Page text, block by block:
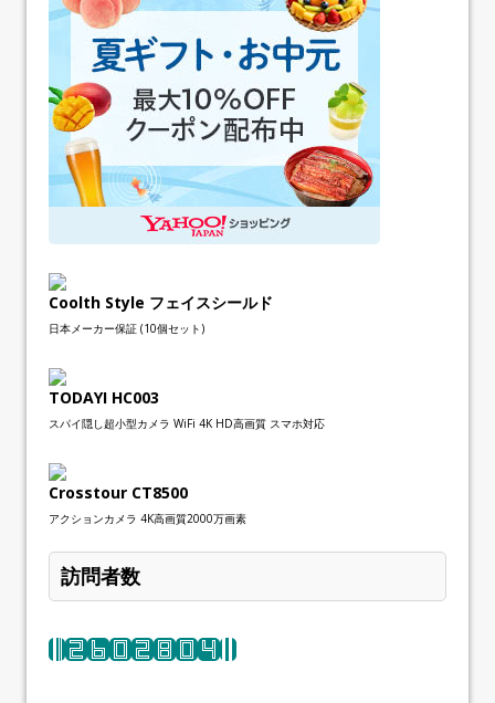
Coolth Style フェイスシールド
日本メーカー保証 (10個セット)
TODAYI HC003
スパイ隠し超小型カメラ WiFi 4K HD高画質 スマホ対応
Crosstour CT8500
アクションカメラ 4K高画質2000万画素
訪問者数